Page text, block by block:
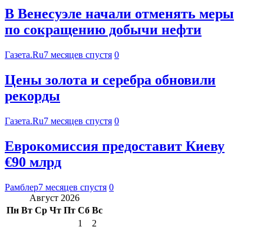
В Венесуэле начали отменять меры
по сокращению добычи нефти
Газета.Ru7 месяцев спустя 0
Цены золота и серебра обновили
рекорды
Газета.Ru7 месяцев спустя 0
Еврокомиссия предоставит Киеву
€90 млрд
Рамблер7 месяцев спустя 0
Август 2026
Пн Вт Ср Чт Пт Сб Вс
1
2